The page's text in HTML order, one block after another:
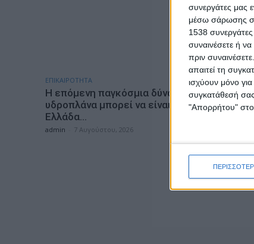
συνεργάτες μας
μέσω σάρωσης
1538
συναινέσετε ή
πριν συναινέσετε.
απαιτεί τη
ισχύουν μόνο
συγκατάθεσή
"Απορρήτου" στο
ΕΠΙΚΑΙΡΟΤΗΤΑ
Η επόμενη παγκόσμια δύναμη στα
υδροπλάνα μπορεί να είναι η
Ελλάδα…
admin 7 Αυγούστου, 2026
Η
admin -